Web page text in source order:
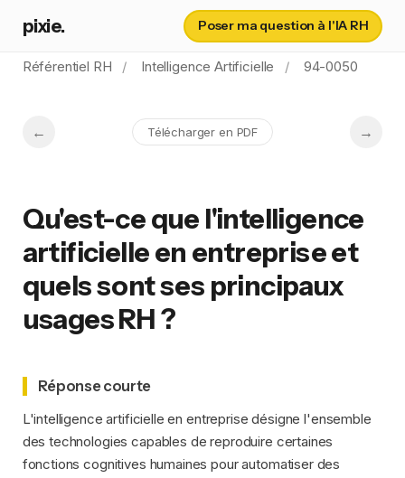
pixie. Poser ma question à l'IA RH
Référentiel RH Intelligence Artificielle 94-0050
Télécharger en PDF
Qu'est-ce que l'intelligence
artificielle en entreprise et
quels sont ses principaux
usages RH ?
Réponse courte
L'intelligence artificielle en entreprise désigne l'ensemble
des technologies capables de reproduire certaines
fonctions cognitives humaines pour automatiser des